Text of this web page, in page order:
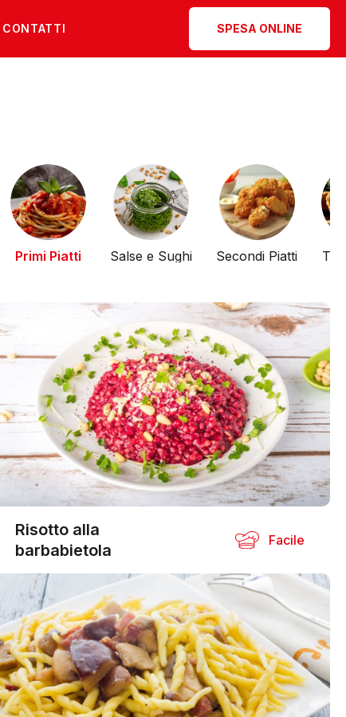
CONTATTI SPESA ONLINE
Primi Piatti Salse e Sughi Secondi Piatti
Risotto alla
barbabietola
Facile